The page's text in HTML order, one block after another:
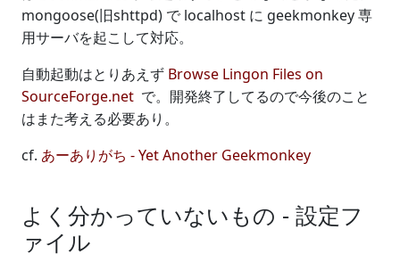
mongoose(旧shttpd) で localhost に geekmonkey 専
用サーバを起こして対応。
自動起動はとりあえず Browse Lingon Files on
SourceForge.net で。開発終了してるので今後のこと
はまた考える必要あり。
cf. あーありがち - Yet Another Geekmonkey
よく分かっていないもの - 設定フ
ァイル